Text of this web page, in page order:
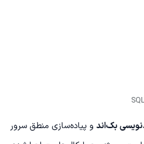
بک‌اند و پیاده‌سازی منطق سرور